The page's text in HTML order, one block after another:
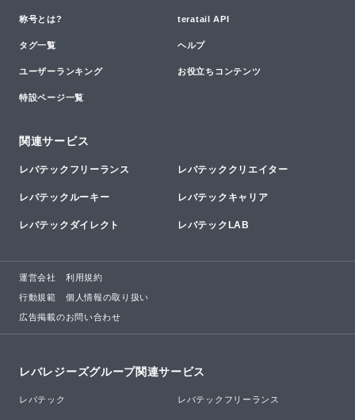
称号とは? teratail API
タグ一覧 ヘルプ
ユーザーランキング お役立ちコンテンツ
特設ページ一覧
関連サービス
レバテックフリーランス レバテッククリエイター
レバテックルーキー レバテックキャリア
レバテックダイレクト レバテックLAB
運営会社 利用規約
行動規範 個人情報の取り扱い
広告掲載のお問い合わせ
レバレジーズグループ関連サービス
レバテック レバテックフリーランス